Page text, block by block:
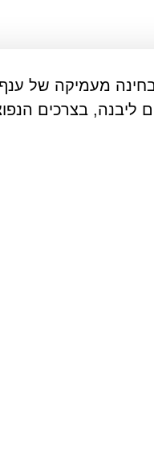
בחינה מעמיקה של
ליבנה, בצרכים